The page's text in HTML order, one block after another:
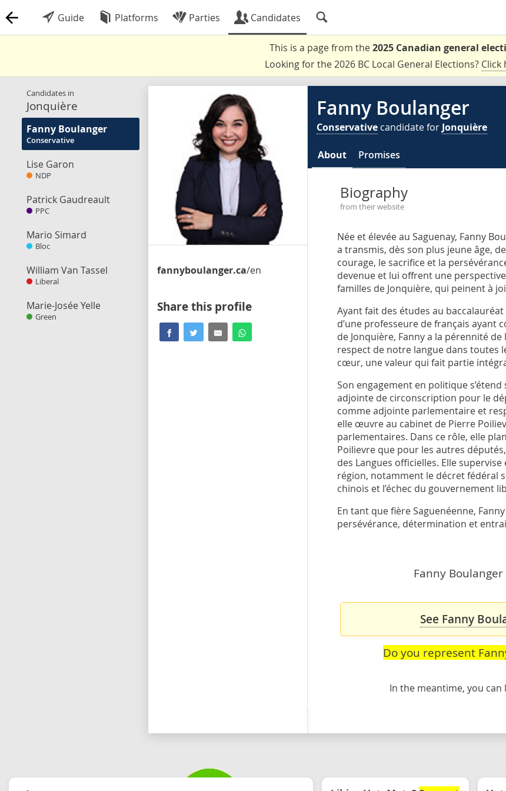
Guide Platforms Parties Candidates
This is a page from the2025 Canadian general
Looking for the 2026 BC Local General Elections? Click
Candidates in
Jonquière
Fanny Boulanger
Conservative
Lise Garon
NDP
Patrick Gaudreault
PPC
Mario Simard
Bloc
William Van Tassel
Liberal
Marie-Josée Yelle
Green
fannyboulanger.ca/en
Share this profile
Fanny Boulanger
Conservative candidate for Jonquière
About Promises
Biography
from their website
Née et élevée au Saguenay, Fanny
a transmis, dès son plus jeune âge,
courage, le sacrifice et la
devenue et lui offrent une
familles de Jonquière, qui peinent à
Ayant fait des études au
d’une professeure de français ayant
de Jonquière, Fanny a la pérennité
respect de notre langue dans toutes
cœur, une valeur qui fait partie
Son engagement en politique
adjointe de circonscription pour le
comme adjointe parlementaire et
elle œuvre au cabinet de Pierre
parlementaires. Dans ce rôle, elle
Poilievre que pour les autres
des Langues officielles. Elle
région, notamment le décret fédéral
chinois et l’échec du gouvernement
En tant que fière Saguenéenne,
persévérance, détermination et
Fanny
See Fanny
Do you represent
In the meantime, you